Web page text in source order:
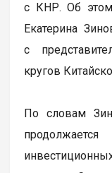
с КНР. Об этом
Екатерина
с
кругов
По словам